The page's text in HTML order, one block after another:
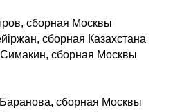
сборная Москвы
сборная Казахстана
сборная Москвы
сборная Москвы